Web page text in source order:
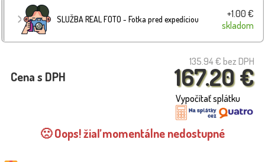
SLUŽBA REAL FOTO - Fotka pred expedíciou
+1.00 €
skladom
135.94 € bez DPH
167.20 €
Cena s DPH
Vypočítať splátku
🙁 Oops! žiaľ momentálne nedostupné